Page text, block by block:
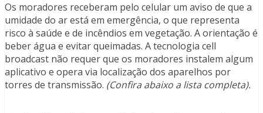
Os moradores receberam pelo celular um aviso de que a
umidade do ar está em emergência, o que representa
risco à saúde e de incêndios em vegetação. A orientação é
beber água e evitar queimadas. A tecnologia cell
broadcast não requer que os moradores instalem algum
aplicativo e opera via localização dos aparelhos por
torres de transmissão. (Confira abaixo a lista completa).